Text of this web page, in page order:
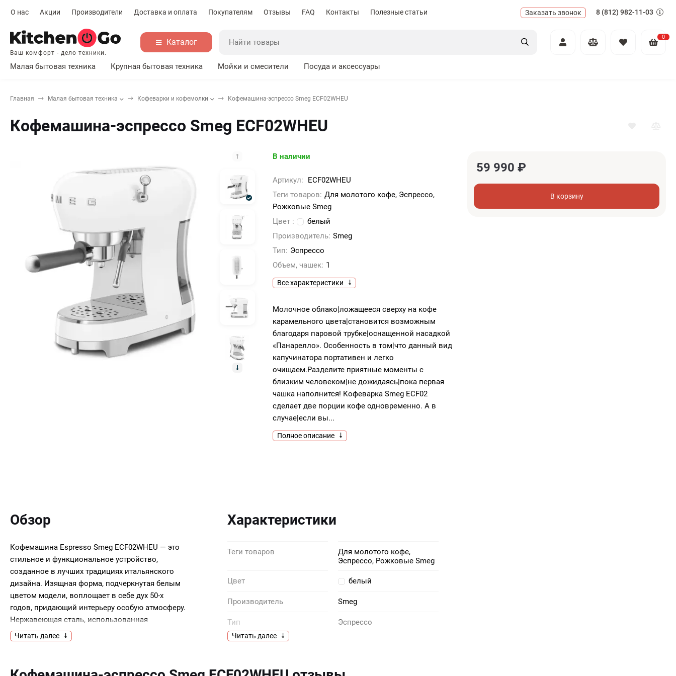
О нас Акции Производители Доставка и оплата Покупателям Отзывы FAQ Контакты Полезные статьи Заказать звонок 8 (812) 982-11-03
Ваш комфорт - дело техники.
Каталог
0
Малая бытовая техника Крупная бытовая техника Мойки и смесители Посуда и аксессуары
Главная Малая бытовая техника Кофеварки и кофемолки Кофемашина-эспрессо Smeg ECF02WHEU
Кофемашина-эспрессо Smeg ECF02WHEU
В наличии
Артикул:
ECF02WHEU
Теги товаров: Для молотого кофе, Эспрессо,
Рожковые Smeg
Цвет :
белый
Производитель: Smeg
Тип: Эспрессо
Объем, чашек: 1
Все характеристики
Молочное облако|ложащееся сверху на кофе
карамельного цвета|становится возможным
благодаря паровой трубке|оснащенной насадкой
«Панарелло». Особенность в том|что данный вид
капучинатора портативен и легко
очищаем.Разделите приятные моменты с
близким человеком|не дожидаясь|пока первая
чашка наполнится! Кофеварка Smeg ECF02
сделает две порции кофе одновременно. А в
случае|если вы...
Полное описание
59 990 ₽
В корзину
Обзор
Кофемашина Espresso Smeg ECF02WHEU — это
стильное и функциональное устройство,
созданное в лучших традициях итальянского
дизайна. Изящная форма, подчеркнутая белым
цветом модели, воплощает в себе дух 50-х
годов, придающий интерьеру особую атмосферу.
Нержавеющая сталь, использованная
в производстве корпуса, обеспечивает
долговечность и надежность устройства,
элегантность.Капучинатор из нержавеющей
Читать далее
Характеристики
Теги товаров
Для молотого кофе,
Эспрессо, Рожковые Smeg
Цвет белый
Производитель Smeg
Тип Эспрессо
Объем, чашек
Читать далее